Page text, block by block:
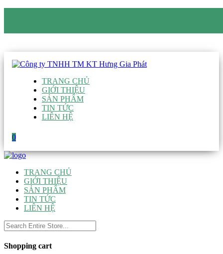
TRANG CHỦ
GIỚI THIỆU
SẢN PHẨM
TIN TỨC
LIÊN HỆ
0
TRANG CHỦ
GIỚI THIỆU
SẢN PHẨM
TIN TỨC
LIÊN HỆ
Shopping cart